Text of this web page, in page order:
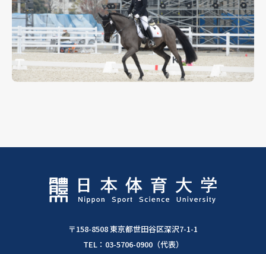
〒158-8508 東京都世田谷区深沢7-1-1
TEL： 03-5706-0900（代表）